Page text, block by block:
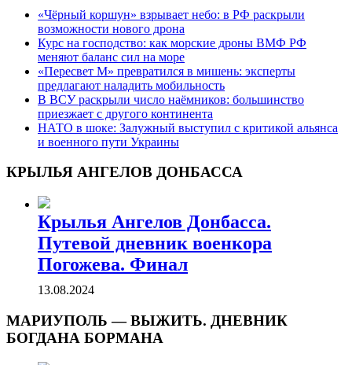
«Чёрный коршун» взрывает небо: в РФ раскрыли
возможности нового дрона
Курс на господство: как морские дроны ВМФ РФ
меняют баланс сил на море
«Пересвет М» превратился в мишень: эксперты
предлагают наладить мобильность
В ВСУ раскрыли число наёмников: большинство
приезжает с другого континента
НАТО в шоке: Залужный выступил с критикой альянса
и военного пути Украины
КРЫЛЬЯ АНГЕЛОВ ДОНБАССА
Крылья Ангелов Донбасса.
Путевой дневник военкора
Погожева. Финал
13.08.2024
МАРИУПОЛЬ — ВЫЖИТЬ. ДНЕВНИК
БОГДАНА БОРМАНА